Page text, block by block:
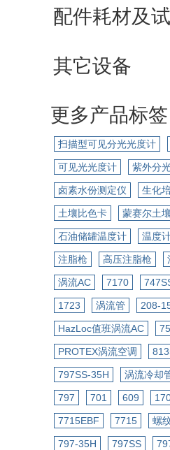
配件耗材及
其它设备
更多产品标签
扫描型可见分光光度计
可见光光度计 紫外分
卤素水份测定仪 生化
土壤比色卡 蒙赛尔土
石油储罐温度计 温度
注脂枪 高压注脂枪
涡流AC 7170
1723 涡流管 208-
HazLoc值班涡流AC
PROTEX涡流空调
797SS-35H 涡流冷却
797 701 609
7715EBF 7715 螺
797-35H 797SS